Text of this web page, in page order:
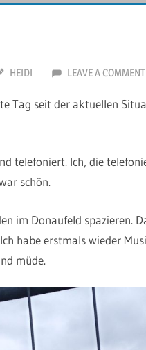
HEIDI LEAVE A COMMENT
Tag seit der aktuellen
telefoniert. Ich, die
schön.
im Donaufeld spazieren.
habe erstmals wieder
müde.